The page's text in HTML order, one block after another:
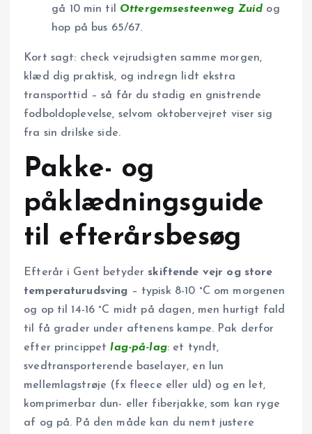
gå 10 min til Ottergemsesteenweg Zuid og
hop på bus 65/67.
Kort sagt: check vejrudsigten samme morgen,
klæd dig praktisk, og indregn lidt ekstra
transporttid – så får du stadig en gnistrende
fodboldoplevelse, selvom oktobervejret viser sig
fra sin drilske side.
Pakke- og
påklædningsguide
til efterårsbesøg
Efterår i Gent betyder skiftende vejr og store
temperaturudsving – typisk 8-10 °C om morgenen
og op til 14-16 °C midt på dagen, men hurtigt fald
til få grader under aftenens kampe. Pak derfor
efter princippetlag-på-lag: et tyndt,
svedtransporterende baselayer, en lun
mellemlagstrøje (fx fleece eller uld) og en let,
komprimerbar dun- eller fiberjakke, som kan ryge
af og på. På den måde kan du nemt justere